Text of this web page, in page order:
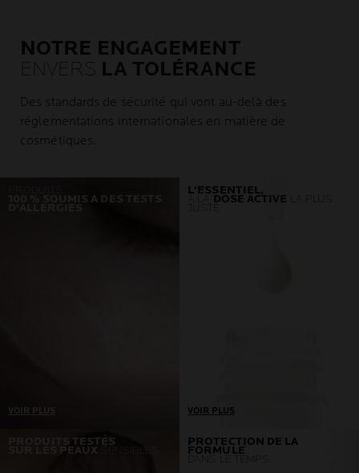
NOTRE ENGAGEMENT
ENVERS LA TOLÉRANCE
Des standards de sécurité qui vont au-delà des
réglementations internationales en matière de
cosmétiques.
100 % SOUMIS A DES TESTS
VOIR PLUS
Un seul prérequis : aucune
réaction allergique
L'ESSENTIEL,
DOSE ACTIVE
VOIR PLUS
Développés en
collaboration avec des
PRODUITS TESTÉS
SUR LES PEAUX
PROTECTION DE LA
FORMULE